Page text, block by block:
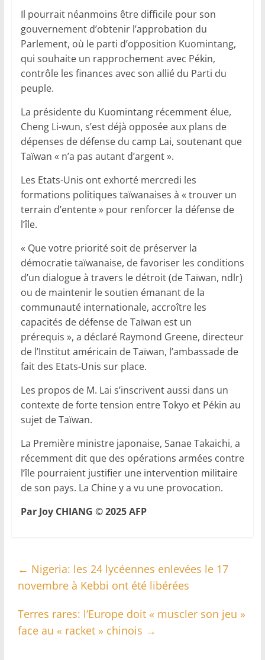
Il pourrait néanmoins être difficile pour son
gouvernement d’obtenir l’approbation du
Parlement, où le parti d’opposition Kuomintang,
qui souhaite un rapprochement avec Pékin,
contrôle les finances avec son allié du Parti du
peuple.
La présidente du Kuomintang récemment élue,
Cheng Li-wun, s’est déjà opposée aux plans de
dépenses de défense du camp Lai, soutenant que
Taïwan « n’a pas autant d’argent ».
Les Etats-Unis ont exhorté mercredi les
formations politiques taïwanaises à « trouver un
terrain d’entente » pour renforcer la défense de
l’île.
« Que votre priorité soit de préserver la
démocratie taïwanaise, de favoriser les conditions
d’un dialogue à travers le détroit (de Taïwan, ndlr)
ou de maintenir le soutien émanant de la
communauté internationale, accroître les
capacités de défense de Taïwan est un
prérequis », a déclaré Raymond Greene, directeur
de l’Institut américain de Taïwan, l’ambassade de
fait des Etats-Unis sur place.
Les propos de M. Lai s’inscrivent aussi dans un
contexte de forte tension entre Tokyo et Pékin au
sujet de Taïwan.
La Première ministre japonaise, Sanae Takaichi, a
récemment dit que des opérations armées contre
l’île pourraient justifier une intervention militaire
de son pays. La Chine y a vu une provocation.
Par Joy CHIANG © 2025 AFP
← Nigeria: les 24 lycéennes enlevées le 17
novembre à Kebbi ont été libérées
Terres rares: l’Europe doit « muscler son jeu »
face au « racket » chinois →